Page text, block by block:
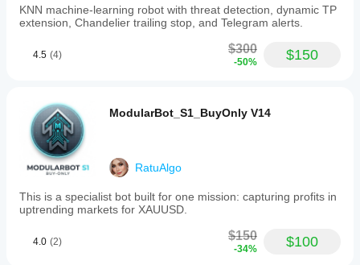
H4,
or
to
The
dashboard
provides
a
clear
bias
and
structural
to
KNN machine-learning robot with threat detection, dynamic TP
extension, Chandelier trailing stop, and Telegram alerts.
4.5 (4) $300
-50% $150
ModularBot_S1_BuyOnly V14
RatuAlgo
This is a specialist bot built for one mission: capturing profits in
uptrending markets for XAUUSD.
4.0 (2) $150
-34% $100